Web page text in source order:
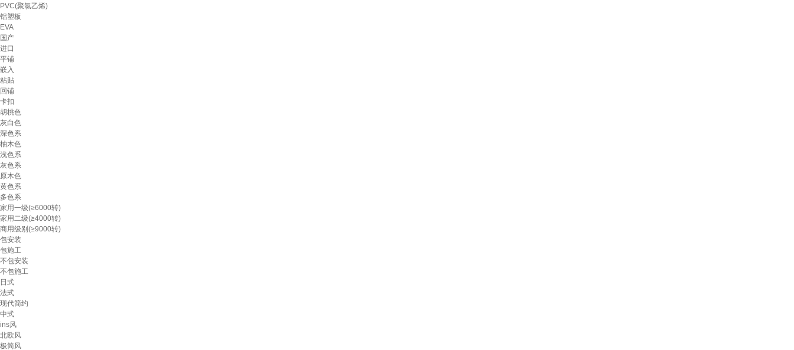
PVC(聚氯乙烯)
铝塑板
EVA
国产
进口
平铺
嵌入
粘贴
回铺
卡扣
胡桃色
灰白色
深色系
柚木色
浅色系
灰色系
原木色
黄色系
多色系
家用一级(≥6000转)
家用二级(≥4000转)
商用级别(≥9000转)
包安装
包施工
不包安装
不包施工
日式
法式
现代简约
中式
ins风
北欧风
极简风